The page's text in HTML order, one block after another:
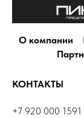
О компании
КОНТАКТЫ
+7 920 000 1591